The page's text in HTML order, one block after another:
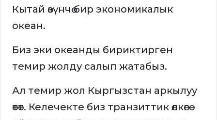
Кытай өзүнчө бир экономикалык
океан.
Биз эки океанды бириктирген
темир жолду салып жатабыз.
Ал темир жол Кыргызстан аркылуу
өтөт. Келечекте биз транзиттик өлкөгө